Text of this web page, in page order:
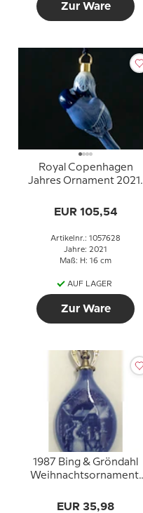
Zur Ware
Royal Copenhagen
Jahres Ornament 2021,
EUR 105,54
Artikelnr.: 1057628
Jahre: 2021
Maß: H: 16 cm
AUF LAGER
Zur Ware
1987 Bing & Gröndahl
Weihnachtsornament,
EUR 35,98